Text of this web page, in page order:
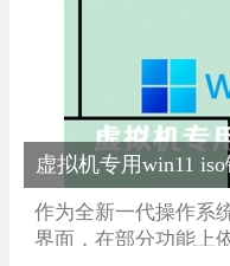
虚拟机专用win11
作为全新一代操作系
界面，在部分功能上